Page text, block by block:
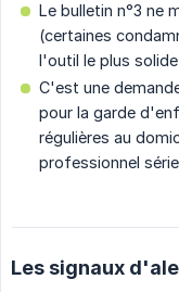
Le bulletin n°3 ne
(certaines
l'outil le plus
C'est une
pour la garde
régulières au
professionnel
Les signaux